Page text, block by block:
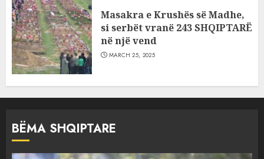
Masakra e Krushës së Madhe,
si serbët vranë 243 SHQIPTARË
në një vend
MARCH 25, 2025
BËMA SHQIPTARE